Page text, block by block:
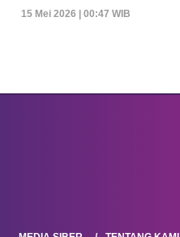
15 Mei 2026 | 00:47 WIB